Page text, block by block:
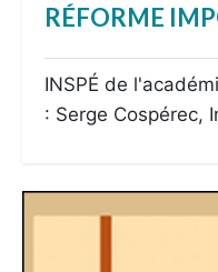
RÉFORME
INSPÉ de
: Serge Cospérec,